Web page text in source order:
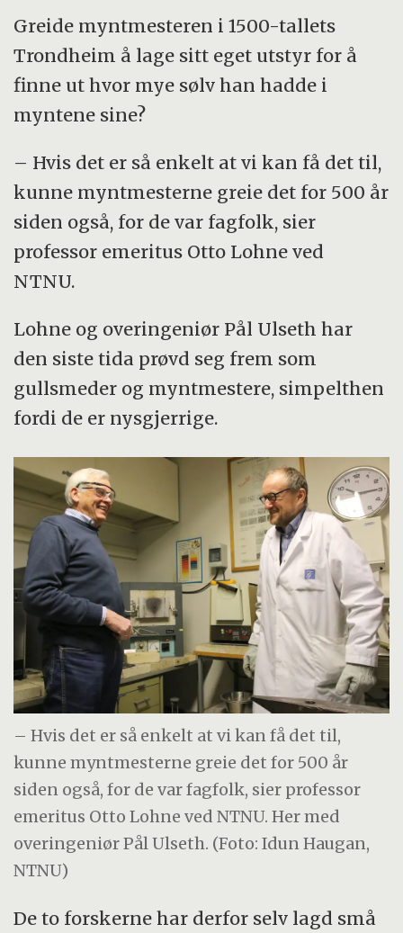
Ved å sammenligne vekten av metallet i
skålen før og etter kapelleringen, kan du
finne ut hvor mye edelt metall den
opprinnelige blandingen inneholdt.
metaller inn i kapellveggen.
Samme metode har vært brukt til analyse av
sølv i malmer og legeringer.
Greide myntmesteren i 1500-tallets
Trondheim å lage sitt eget utstyr for å
finne ut hvor mye sølv han hadde i
myntene sine?
– Hvis det er så enkelt at vi kan få det til,
kunne myntmesterne greie det for 500 år
siden også, for de var fagfolk, sier
professor emeritus Otto Lohne ved
NTNU.
Lohne og overingeniør Pål Ulseth har
den siste tida prøvd seg frem som
gullsmeder og myntmestere, simpelthen
fordi de er nysgjerrige.
– Hvis det er så enkelt at vi kan få det til,
kunne myntmesterne greie det for 500 år
siden også, for de var fagfolk, sier professor
emeritus Otto Lohne ved NTNU. Her med
overingeniør Pål Ulseth. (Foto: Idun Haugan,
NTNU)
De to forskerne har derfor selv lagd små